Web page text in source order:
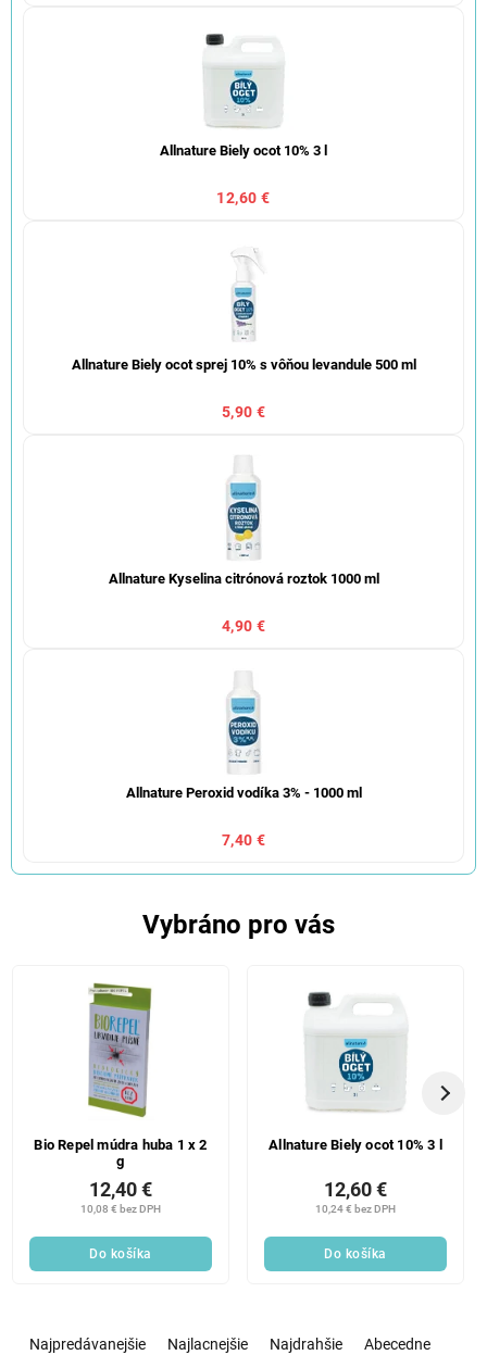
Allnature Biely ocot 10% 3 l
12,60 €
Allnature Biely ocot sprej 10% s vôňou levandule 500 ml
5,90 €
Allnature Kyselina citrónová roztok 1000 ml
4,90 €
Allnature Peroxid vodíka 3% - 1000 ml
7,40 €
Vybráno pro vás
Bio Repel múdra huba 1 x 2
g
10,08 € bez DPH
12,40 €
Do košíka
Allnature Biely ocot 10% 3 l
10,24 € bez DPH
12,60 €
Do košíka
Najpredávanejšie Najlacnejšie Najdrahšie Abecedne